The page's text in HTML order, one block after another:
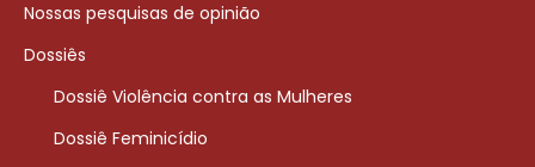
Nossas pesquisas de opinião
Dossiês
Dossiê Violência contra as Mulheres
Dossiê Feminicídio